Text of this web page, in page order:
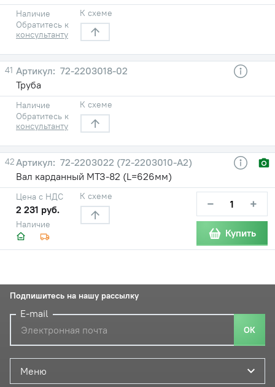
Наличие
Обратитесь к
консультанту
К схеме
41
72-2203018-02
Труба
Наличие
Обратитесь к
консультанту
К схеме
42
72-2203022 (72-2203010-А2)
Вал карданный МТЗ-82 (L=626мм)
Наличие
Цена с НДС
2 231 руб.
К схеме − +
Купить
Меню
Подпишитесь на нашу рассылку
E-mail
ОК